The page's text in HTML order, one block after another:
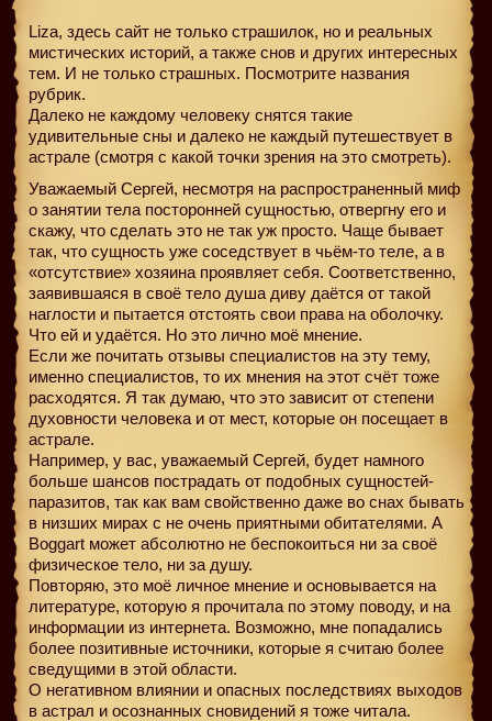
Liza, здесь сайт не только страшилок, но и реальных
мистических историй, а также снов и других интересных
тем. И не только страшных. Посмотрите названия
рубрик.
Далеко не каждому человеку снятся такие
удивительные сны и далеко не каждый путешествует в
астрале (смотря с какой точки зрения на это смотреть).
Уважаемый Сергей, несмотря на распространенный миф
о занятии тела поcторонней сущностью, отвергну его и
скажу, что сделать это не так уж просто. Чаще бывает
так, что сущность уже соседствует в чьём-то теле, а в
«отсутствие» хозяина проявляет себя. Соответственно,
заявившаяся в своё тело душа диву даётся от такой
наглости и пытается отстоять свои права на оболочку.
Что ей и удаётся. Но это лично моё мнение.
Если же почитать отзывы специалистов на эту тему,
именно специалистов, то их мнения на этот счёт тоже
расходятся. Я так думаю, что это зависит от степени
духовности человека и от мест, которые он посещает в
астрале.
Например, у вас, уважаемый Сергей, будет намного
больше шансов пострадать от подобных сущностей-
паразитов, так как вам свойственно даже во снах бывать
в низших мирах с не очень приятными обитателями. А
Boggart может абсолютно не беспокоиться ни за своё
физическое тело, ни за душу.
Повторяю, это моё личное мнение и основывается на
литературе, которую я прочитала по этому поводу, и на
информации из интернета. Возможно, мне попадались
более позитивные источники, которые я считаю более
сведущими в этой области.
О негативном влиянии и опасных последствиях выходов
в астрал и осознанных сновидений я тоже читала.